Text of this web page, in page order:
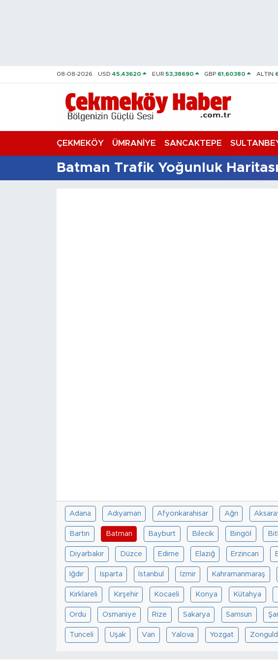
08-08-2026 USD45,43620 EUR 53,38690 GBP 61,60380 ALTIN
ÇEKMEKÖY ÜMRANİYE SANCAKTEPE
Batman Trafik Yoğunluk Haritası
Adana Adıyaman Afyonkarahisar Ağrı
Bartın Batman Bayburt Bilecik Bingöl
Diyarbakır Düzce Edirne Elazığ Erzincan
Iğdır Isparta İstanbul İzmir Kahramanmaraş
Kırklareli Kırşehir Kocaeli Konya Kütahya
Ordu Osmaniye Rize Sakarya Samsun
Tunceli Uşak Van Yalova Yozgat
Trafik Durumu
Süper Lig Puan Durumu ve Fikstür
Tüm Manşetler